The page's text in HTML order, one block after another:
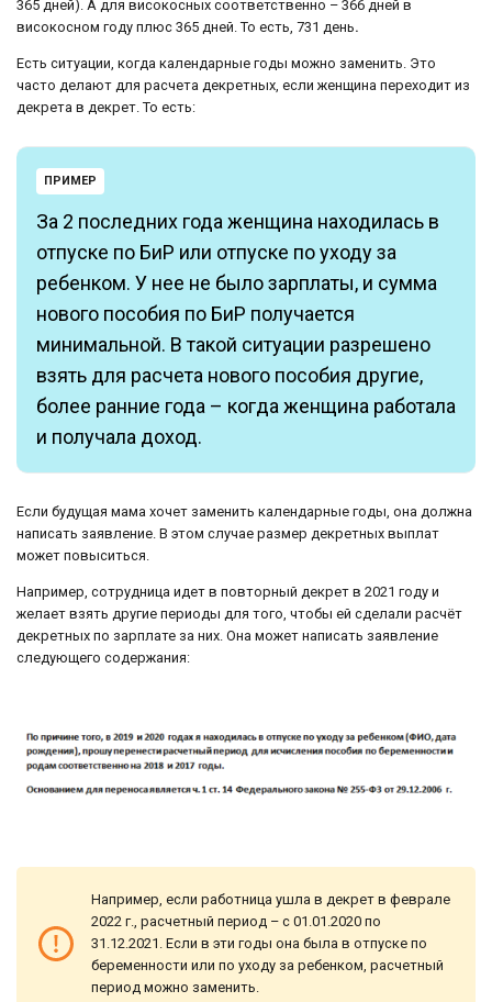
365 дней). А для високосных соответственно – 366 дней в
високосном году плюс 365 дней. То есть, 731 день.
Есть ситуации, когда календарные годы можно заменить. Это
часто делают для расчета декретных, если женщина переходит из
декрета в декрет. То есть:
ПРИМЕР
За 2 последних года женщина находилась в
отпуске по БиР или отпуске по уходу за
ребенком. У нее не было зарплаты, и сумма
нового пособия по БиР получается
минимальной. В такой ситуации разрешено
взять для расчета нового пособия другие,
более ранние года – когда женщина работала
и получала доход.
Если будущая мама хочет заменить календарные годы, она должна
написать заявление. В этом случае размер декретных выплат
может повыситься.
Например, сотрудница идет в повторный декрет в 2021 году и
желает взять другие периоды для того, чтобы ей сделали расчёт
декретных по зарплате за них. Она может написать заявление
следующего содержания:
Например, если работница ушла в декрет в феврале
2022 г., расчетный период – с 01.01.2020 по
31.12.2021. Если в эти годы она была в отпуске по
беременности или по уходу за ребенком, расчетный
период можно заменить.